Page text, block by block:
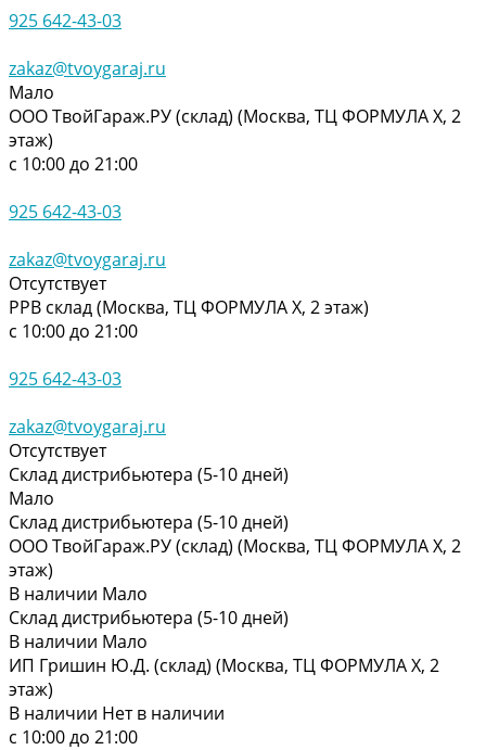
925 642-43-03
zakaz@tvoygaraj.ru
Мало
ООО ТвойГараж.РУ (склад) (Москва, ТЦ ФОРМУЛА Х, 2
этаж)
с 10:00 до 21:00
925 642-43-03
zakaz@tvoygaraj.ru
Отсутствует
РРВ склад (Москва, ТЦ ФОРМУЛА Х, 2 этаж)
с 10:00 до 21:00
925 642-43-03
zakaz@tvoygaraj.ru
Отсутствует
Склад дистрибьютера (5-10 дней)
Мало
Склад дистрибьютера (5-10 дней)
ООО ТвойГараж.РУ (склад) (Москва, ТЦ ФОРМУЛА Х, 2
этаж)
В наличии Мало
Склад дистрибьютера (5-10 дней)
В наличии Мало
ИП Гришин Ю.Д. (склад) (Москва, ТЦ ФОРМУЛА Х, 2
этаж)
В наличии Нет в наличии
с 10:00 до 21:00